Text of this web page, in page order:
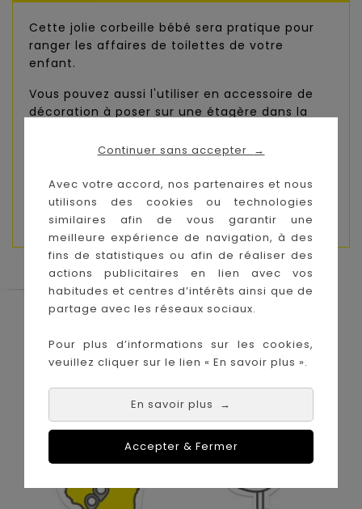
Continuer sans accepter →
Avec votre accord, nos partenaires et nous
utilisons des cookies ou technologies
similaires afin de vous garantir une
meilleure expérience de navigation, à des
fins de statistiques ou afin de réaliser des
actions publicitaires en lien avec vos
habitudes et centres d’intérêts ainsi que de
partage avec les réseaux sociaux.
Pour plus d’informations sur les cookies,
veuillez cliquer sur le lien « En savoir plus ».
En savoir plus →
Accepter & Fermer
Cette jolie corbeille bébé sera pratique pour
ranger les affaires de toilettes de votre
enfant.
Vous pouvez aussi l'utiliser en accessoire de
décoration à poser sur une étagère dans la
Écrue et parsemé de feuilles, elle est sublimée
d'un velours côtelé.
Dimensions : 17x22 cm
Le Coin des Petits propose les plus
meilleurs prix sur l'île de la Réunion !
Nos magasins à
La Réunion :
Achat en ligne :